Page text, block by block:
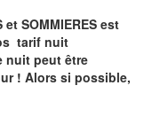
SOMMIERES est
tarif nuit
nuit peut être
! Alors si possible,